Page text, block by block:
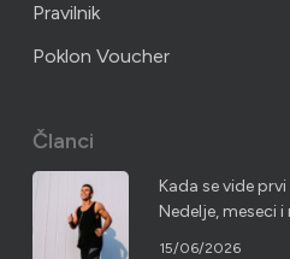
Pravilnik
Poklon Voucher
Članci
Kada se vide
Nedelje, meseci
15/06/2026